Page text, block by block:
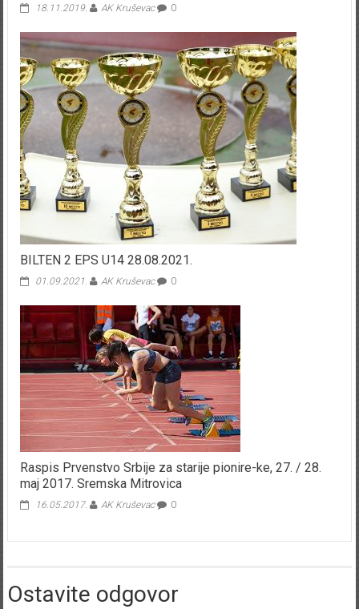
18.11.2019. AK Kruševac 0
BILTEN 2 EPS U14 28.08.2021.
01.09.2021. AK Kruševac 0
Raspis Prvenstvo Srbije za starije pionire-ke, 27. / 28.
maj 2017. Sremska Mitrovica
16.05.2017. AK Kruševac 0
Ostavite odgovor